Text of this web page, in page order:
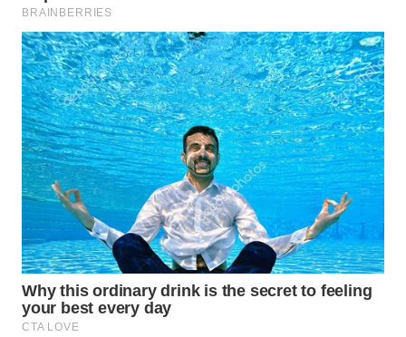
SEMARANG
WN
SOLO
WN
BOROBUDUR
WN
MADURA
WN
SURABAYA
WN